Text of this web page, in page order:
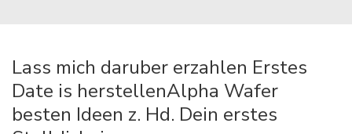
Lass mich daruber erzahlen Erstes
Date is herstellenAlpha Wafer
besten Ideen z. Hd. Dein erstes